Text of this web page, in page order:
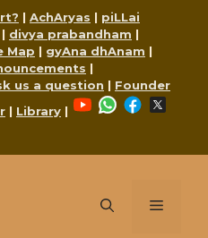
| AchAryas | piLLai
| divya prabandham |
Map | gyAna dhAnam |
|
us a question | Founder
| Library |
YouTubeWhatsApp
Facebook
Menu